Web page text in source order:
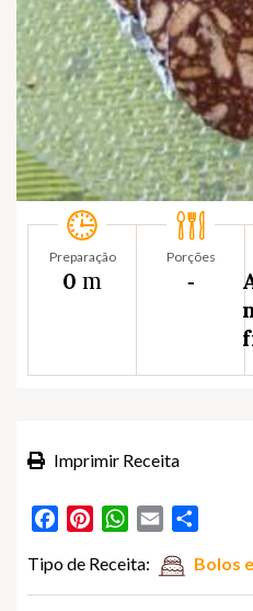
Preparação
0 m
Porções
‐
Imprimir Receita
FacebookPinterestWhatsApp
Email
Tipo de Receita: Bolos